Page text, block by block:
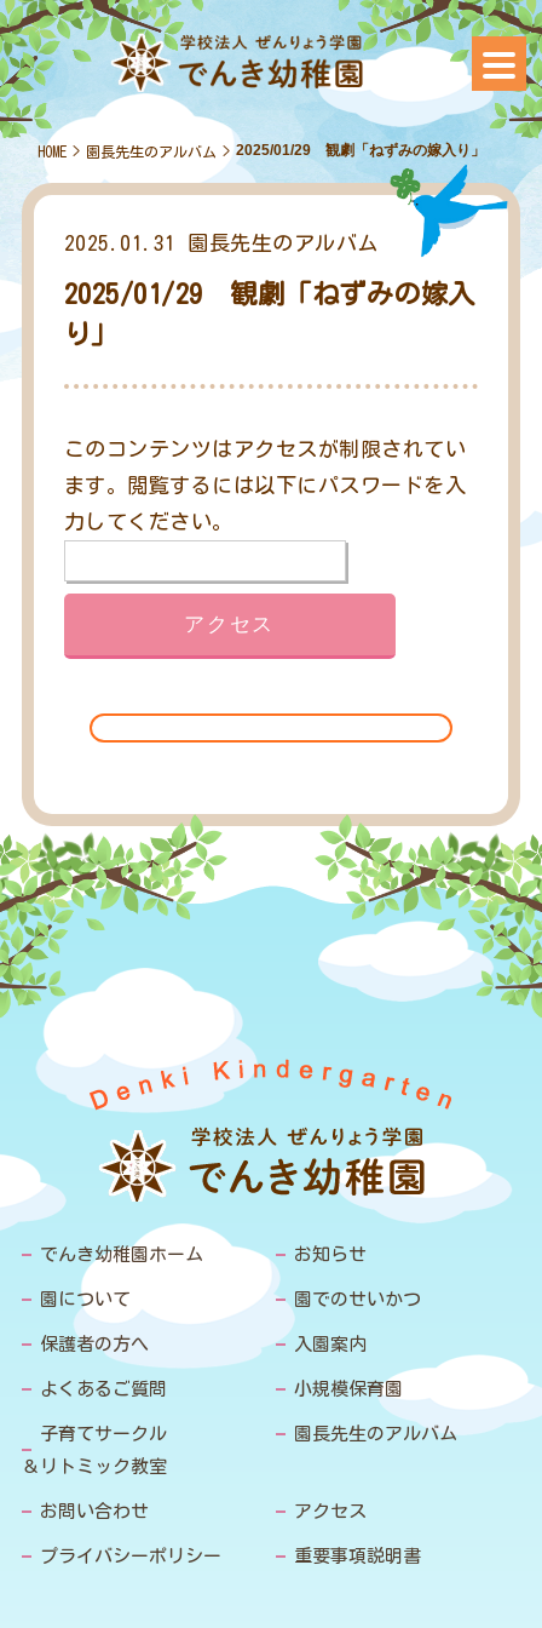
HOME > 園長先生のアルバム > 2025/01/29 観劇「ねずみの嫁入り」
2025.01.31 園長先生のアルバム
2025/01/29 観劇「ねずみの嫁入
り」
このコンテンツはアクセスが制限されてい
ます。閲覧するには以下にパスワードを入
力してください。
でんき幼稚園ホーム お知らせ
園について 園でのせいかつ
保護者の方へ 入園案内
よくあるご質問 小規模保育園
子育てサークル
＆リトミック教室
園長先生のアルバム
お問い合わせ アクセス
プライバシーポリシー 重要事項説明書